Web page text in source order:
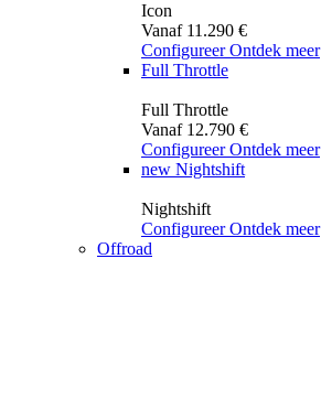
Icon
Vanaf 11.290 €
Configureer Ontdek meer
Full Throttle
Full Throttle
Vanaf 12.790 €
Configureer Ontdek meer
new Nightshift
Nightshift
Configureer Ontdek meer
Offroad